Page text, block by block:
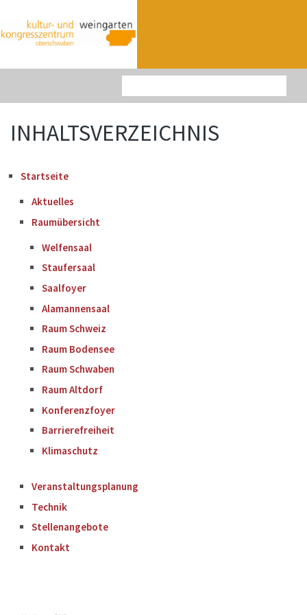
INHALTSVERZEICHNIS
Startseite
Aktuelles
Raumübersicht
Welfensaal
Staufersaal
Saalfoyer
Alamannensaal
Raum Schweiz
Raum Bodensee
Raum Schwaben
Raum Altdorf
Konferenzfoyer
Barrierefreiheit
Klimaschutz
Veranstaltungsplanung
Technik
Stellenangebote
Kontakt